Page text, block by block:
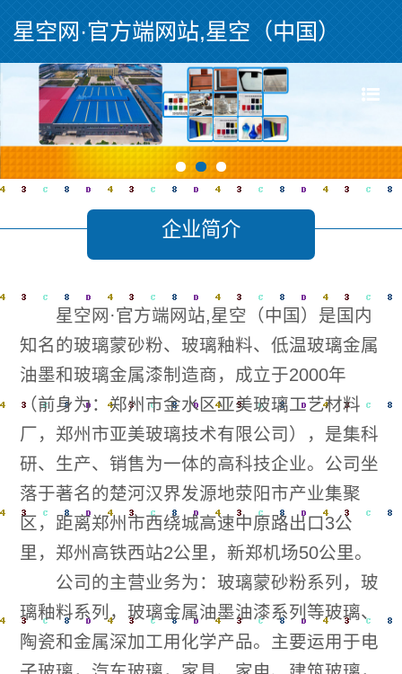
星空网·官方端网站,星空（中国）
企业简介
星空网·官方端网站,星空（中国）是国内
知名的玻璃蒙砂粉、玻璃釉料、低温玻璃金属
油墨和玻璃金属漆制造商，成立于2000年
（前身为：郑州市金水区亚美玻璃工艺材料
厂，郑州市亚美玻璃技术有限公司），是集科
研、生产、销售为一体的高科技企业。公司坐
落于著名的楚河汉界发源地荥阳市产业集聚
区，距离郑州市西绕城高速中原路出口3公
里，郑州高铁西站2公里，新郑机场50公里。
公司的主营业务为：玻璃蒙砂粉系列，玻
璃釉料系列，玻璃金属油墨油漆系列等玻璃、
陶瓷和金属深加工用化学产品。主要运用于电